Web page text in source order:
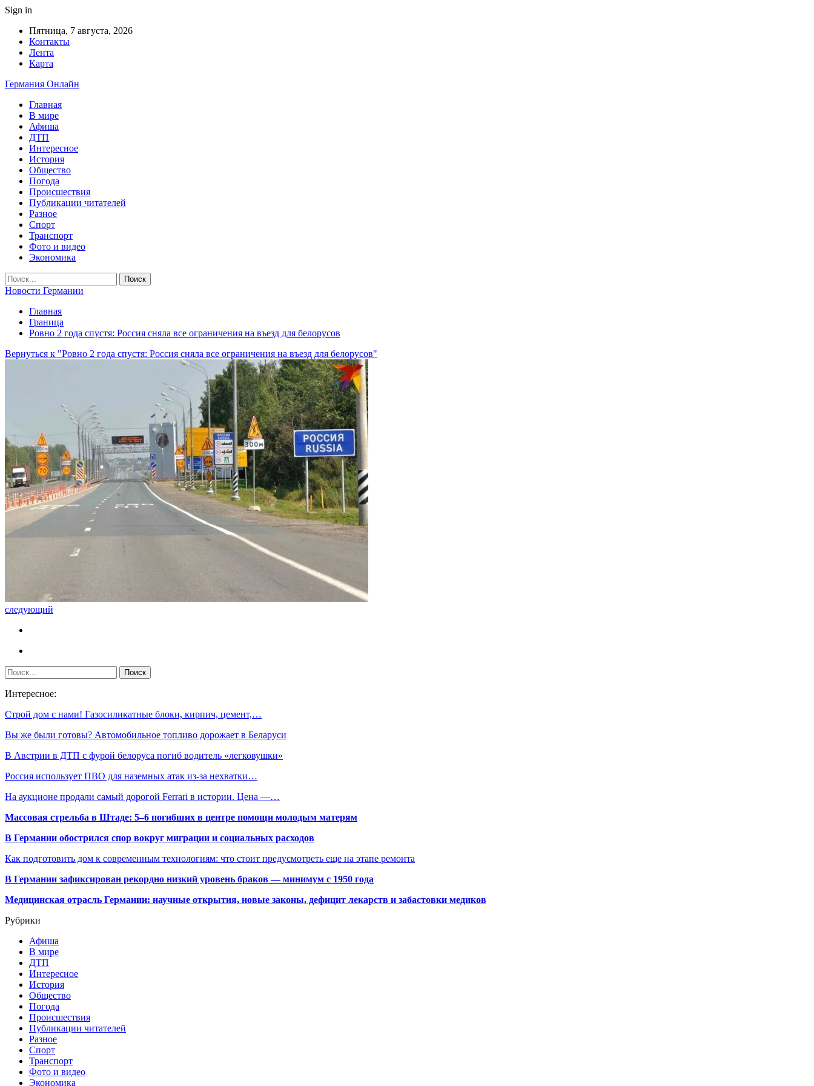
Sign in
Пятница, 7 августа, 2026
Контакты
Лента
Карта
Германия Онлайн
Главная
В мире
Афиша
ДТП
Интересное
История
Общество
Погода
Происшествия
Публикации читателей
Разное
Спорт
Транспорт
Фото и видео
Экономика
Новости Германии
Главная
Граница
Ровно 2 года спустя: Россия сняла все ограничения на въезд для белорусов
Вернуться к "Ровно 2 года спустя: Россия сняла все ограничения на въезд для белорусов"
следующий
Интересное:
Строй дом с нами! Газосиликатные блоки, кирпич, цемент,…
Вы же были готовы? Автомобильное топливо дорожает в Беларуси
В Австрии в ДТП с фурой белоруса погиб водитель «легковушки»
Россия использует ПВО для наземных атак из-за нехватки…
На аукционе продали самый дорогой Ferrari в истории. Цена ―…
Массовая стрельба в Штаде: 5–6 погибших в центре помощи молодым матерям
В Германии обострился спор вокруг миграции и социальных расходов
Как подготовить дом к современным технологиям: что стоит предусмотреть еще на этапе ремонта
В Германии зафиксирован рекордно низкий уровень браков — минимум с 1950 года
Медицинская отрасль Германии: научные открытия, новые законы, дефицит лекарств и забастовки медиков
Рубрики
Афиша
В мире
ДТП
Интересное
История
Общество
Погода
Происшествия
Публикации читателей
Разное
Спорт
Транспорт
Фото и видео
Экономика